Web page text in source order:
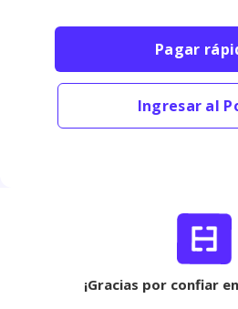
Pagar
Ingresar al
¡Gracias por confiar en